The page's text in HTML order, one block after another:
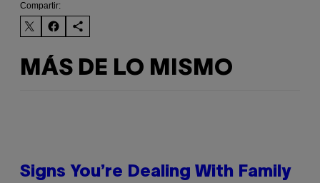
Compartir:
MÁS DE LO MISMO
Signs You’re Dealing With Family